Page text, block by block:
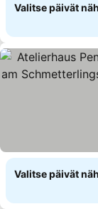
Valitse päivät
Valitse päivät